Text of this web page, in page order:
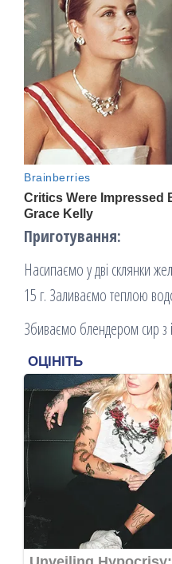
Приготування:
Насипаємо у дві склянки
15 г. Заливаємо теплою
Збиваємо блендером сир з